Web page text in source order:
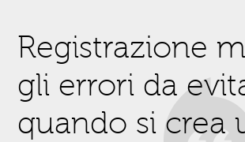
Registrazione
gli errori da
quando si crea